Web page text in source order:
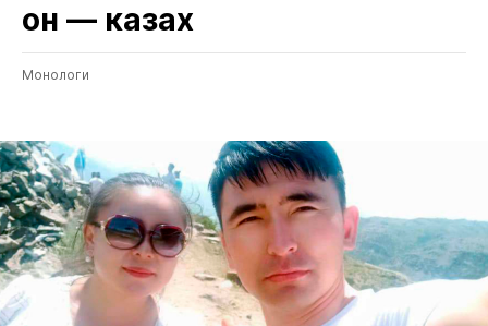
он — казах
Монологи